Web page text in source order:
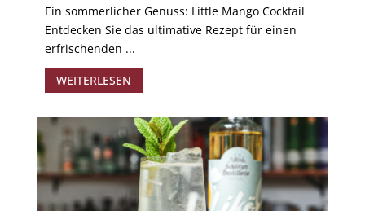
Ein sommerlicher Genuss: Little Mango Cocktail
Entdecken Sie das ultimative Rezept für einen
erfrischenden ...
WEITERLESEN